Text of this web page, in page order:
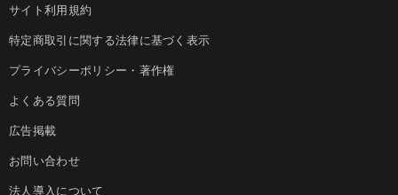
サイト利用規約
特定商取引に関する法律に基づく表示
プライバシーポリシー・著作権
よくある質問
広告掲載
お問い合わせ
法人導入について